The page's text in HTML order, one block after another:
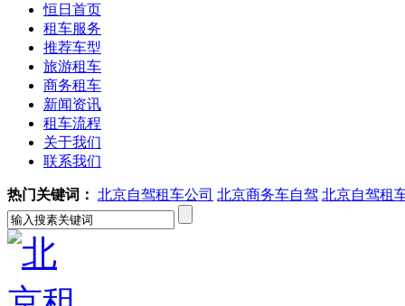
恒日首页
租车服务
推荐车型
旅游租车
商务租车
新闻资讯
租车流程
关于我们
联系我们
热门关键词： 北京自驾租车公司 北京商务车自驾 北京自驾租